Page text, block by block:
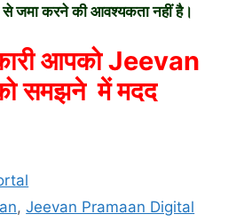
जमा करने की आवश्यकता नहीं है।
आपको Jeevan
समझने में मदद
,Jeevan Pramaan Digital